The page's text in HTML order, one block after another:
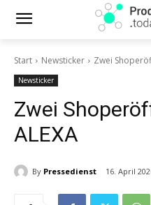
Start Newsticker Zwei
Newsticker
Zwei
ALEXA
By Pressedienst 16. April